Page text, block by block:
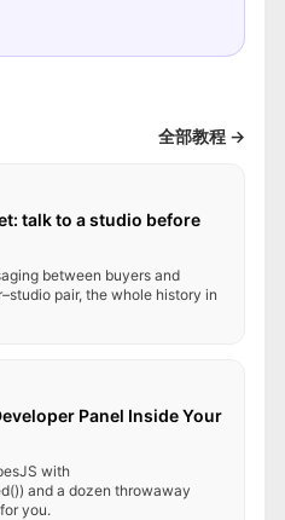
全部教程 →
talk to a studio before
between buyers and
pair, the whole history in
Panel Inside Your
with
and a dozen throwaway
you.